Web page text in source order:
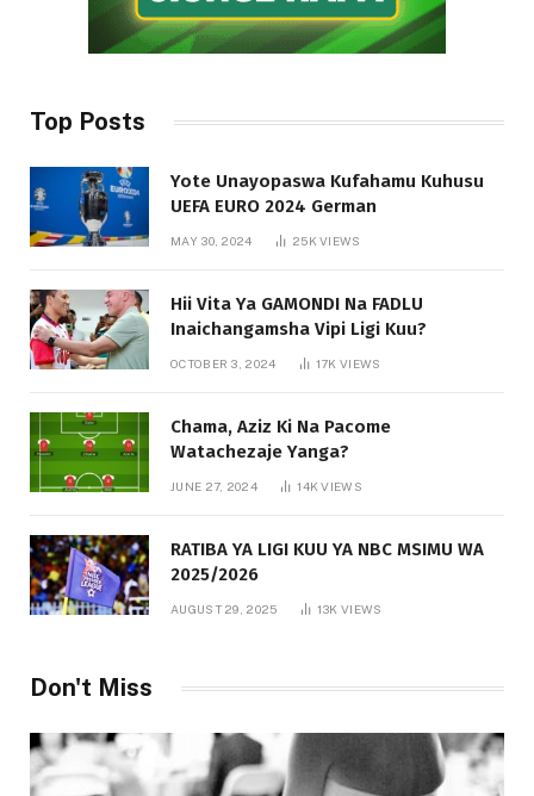
Top Posts
Yote Unayopaswa Kufahamu Kuhusu
UEFA EURO 2024 German
MAY 30, 2024 25KVIEWS
Hii Vita Ya GAMONDI Na FADLU
Inaichangamsha Vipi Ligi Kuu?
OCTOBER 3, 2024 17KVIEWS
Chama, Aziz Ki Na Pacome
Watachezaje Yanga?
JUNE 27, 2024 14KVIEWS
RATIBA YA LIGI KUU YA NBC MSIMU WA
2025/2026
AUGUST 29, 2025 13KVIEWS
Don't Miss